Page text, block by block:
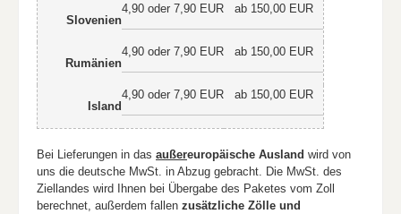
Slovenien
4,90 oder 7,90 EUR ab 150,00 EUR
Rumänien
4,90 oder 7,90 EUR ab 150,00 EUR
Island
4,90 oder 7,90 EUR ab 150,00 EUR
Bei Lieferungen in das außereuropäische Ausland wird von
uns die deutsche MwSt. in Abzug gebracht. Die MwSt. des
Ziellandes wird Ihnen bei Übergabe des Paketes vom Zoll
berechnet, außerdem fallen zusätzliche Zölle und